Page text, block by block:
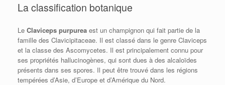
La classification botanique
Le Claviceps purpurea est un champignon qui fait partie de la
famille des Clavicipitaceae. Il est classé dans le genre Claviceps
et la classe des Ascomycetes. Il est principalement connu pour
ses propriétés hallucinogènes, qui sont dues à des alcaloïdes
présents dans ses spores. Il peut être trouvé dans les régions
tempérées d’Asie, d’Europe et d’Amérique du Nord.